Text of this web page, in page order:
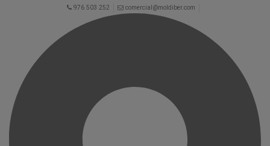
976 503 252 comercial@moldiber.com